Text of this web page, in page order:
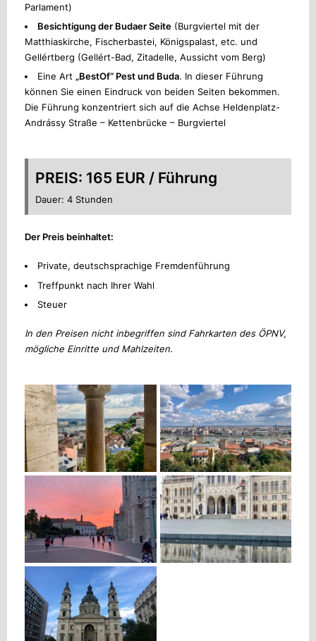
Parlament)
Besichtigung der Budaer Seite (Burgviertel mit der
Matthiaskirche, Fischerbastei, Königspalast, etc. und
Gellértberg (Gellért-Bad, Zitadelle, Aussicht vom Berg)
Eine Art „BestOf“ Pest und Buda. In dieser Führung
können Sie einen Eindruck von beiden Seiten bekommen.
Die Führung konzentriert sich auf die Achse Heldenplatz-
Andrássy Straße – Kettenbrücke – Burgviertel
PREIS: 165 EUR / Führung
Dauer: 4 Stunden
Der Preis beinhaltet:
Private, deutschsprachige Fremdenführung
Treffpunkt nach Ihrer Wahl
Steuer
In den Preisen nicht inbegriffen sind Fahrkarten des ÖPNV,
mögliche Einritte und Mahlzeiten.